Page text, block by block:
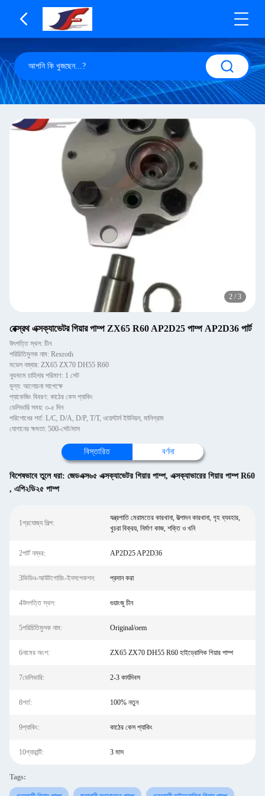
3 / 3
রেক্স্রথ এক্সক্যাভেটর গিয়ার পাম্প ZX65 R60 AP2D25 পাম্প AP2D36 পার্ট
উৎপত্তি স্থল: চীন
পরিচিতিমুলক নাম: Rexroth
মডেল নম্বার: ZX65 ZX70 DH55 R60
ন্যূনতম চাহিদার পরিমাণ: 1 সেট
মূল্য: আলোচনা সাপেক্ষে
প্যাকেজিং বিবরণ: কাঠের কেস প্যাকিং
ডেলিভারি সময়: ৩-৫ দিন
পরিশোধের শর্ত: L/C, D/A, D/P, T/T, ওয়েস্টার্ন ইউনিয়ন, মানিগ্রাম
যোগানের ক্ষমতা: 500-সেট/মাস
বিস্তারিত বর্ণনা
বিশেষভাবে তুলে ধরা: জেডএক্স৬৫ এক্সক্যাভেটর গিয়ার পাম্প, এক্সক্যাভারের গিয়ার পাম্প R60
, এপি২ডি২৫ পাম্প
1প্রযোজ্য শিল্প:
যন্ত্রপাতি মেরামতের কারখানা, উত্পাদন কারখানা, গৃহ ব্যবহার,
খুচরা বিক্রয়, নির্মাণ কাজ, শক্তি ও খনি
2পার্ট নম্বর: AP2D25 AP2D36
3ভিডিও-আউটগোয়িং-ইনসপেকশন: প্রদান করা
4উৎপত্তি স্থল: গুয়াংজু চীন
5পরিচিতিমুলক নাম: Original/oem
6নামের অংশ: ZX65 ZX70 DH55 R60 হাইড্রোলিক গিয়ার পাম্প
7ডেলিভারি: 2-3 কার্যদিবস
8শর্ত: 100% নতুন
9প্যাকিং: কাঠের কেস প্যাকিং
10গ্যারান্টি: 3 মাস
Tags: